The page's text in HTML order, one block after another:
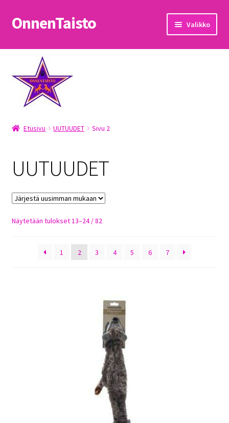
Siirry
navigointiin
Siirry
sisältöön
OnnenTaisto Valikko
Etusivu
Kassa
Oma tili
OnnenTaisto
Etusivu UUTUUDET Sivu 2
UUTUUDET
Näytetään tulokset 13–24 / 82Sorted
1
2 3 4 5 6 7